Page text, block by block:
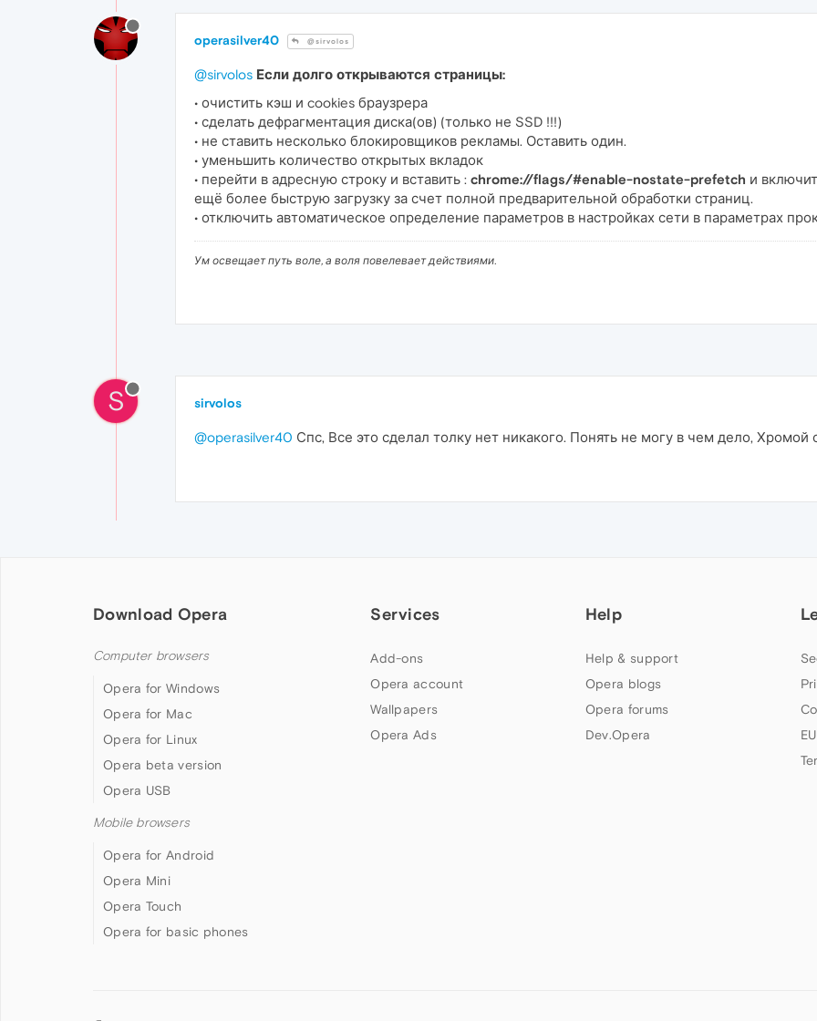
operasilver40 @sirvolos
@sirvolos Если долго открываются страницы:
• очистить кэш и cookies браузрера
• сделать дефрагментация диска(ов) (только не SSD !!!)
• не ставить несколько блокировщиков рекламы. Оставить один.
• уменьшить количество открытых вкладок
• перейти в адресную строку и вставить : chrome://flags/#enable-nostate-prefetch и
ещё более быструю загрузку за счет полной предварительной обработки страниц.
• отключить автоматическое определение параметров в настройках сети в параметрах
Ум освещает путь воле, а воля повелевает действиями.
S sirvolos
@operasilver40 Спс, Все это сделал толку нет никакого. Понять не могу в чем дело, Хромой
Download Opera
Computer browsers
Opera for Windows
Opera for Mac
Opera for Linux
Opera beta version
Opera USB
Mobile browsers
Opera for Android
Opera Mini
Opera Touch
Opera for basic phones
Services
Add-ons
Opera account
Wallpapers
Opera Ads
Help
Help & support
Opera blogs
Opera forums
Dev.Opera